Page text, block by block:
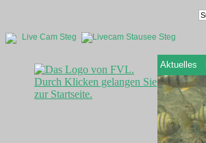
Live Cam Steg
Aktuelles